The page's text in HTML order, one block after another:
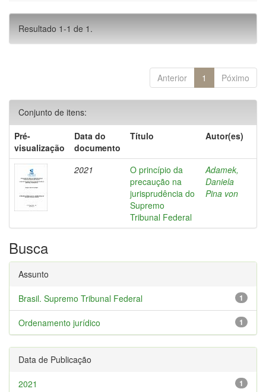
Resultado 1-1 de 1.
Anterior 1 Póximo
Conjunto de itens:
Pré-
visualização
Data do
documento
Título Autor(es)
2021
O princípio da
precaução na
jurisprudência do
Supremo
Tribunal Federal
Adamek,
Daniela
Pina von
Busca
Assunto
1
Brasil. Supremo Tribunal Federal
1
Ordenamento jurídico
Data de Publicação
1
2021